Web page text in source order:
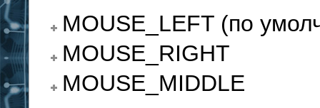
MOUSE_LEFT (по
MOUSE_RIGHT
MOUSE_MIDDLE